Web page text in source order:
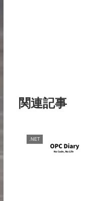
関連記事
.NET